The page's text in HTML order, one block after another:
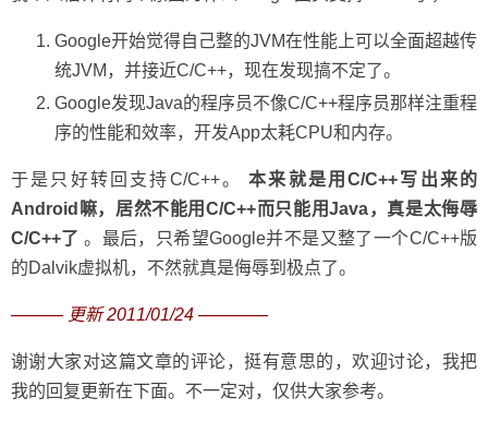
Google开始觉得自己整的JVM在性能上可以全面超越传
统JVM，并接近C/C++，现在发现搞不定了。
Google发现Java的程序员不像C/C++程序员那样注重程
序的性能和效率，开发App太耗CPU和内存。
于是只好转回支持C/C++。本来就是用C/C++写出来的
Android嘛，居然不能用C/C++而只能用Java，真是太侮辱
C/C++了。最后，只希望Google并不是又整了一个C/C++版
的Dalvik虚拟机，不然就真是侮辱到极点了。
——— 更新 2011/01/24 ————
谢谢大家对这篇文章的评论，挺有意思的，欢迎讨论，我把
我的回复更新在下面。不一定对，仅供大家参考。